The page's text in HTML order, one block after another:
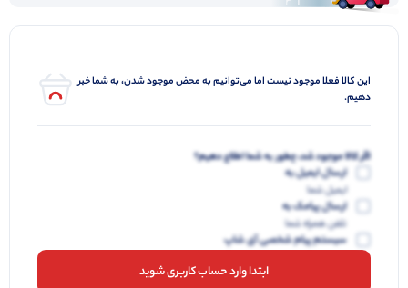
این کالا فعلا موجود نیست اما می‌توانیم به محض موجود شدن، به شما خبر
دهیم.
اگر کالا موجود شد، چطور به شما اطلاع دهیم؟
ارسال ایمیل به
ایمیل شما
ارسال پیامک به
تلفن همراه شما
سیستم پیام شخصی آی شاپ
ابتدا وارد حساب کاربری شوید